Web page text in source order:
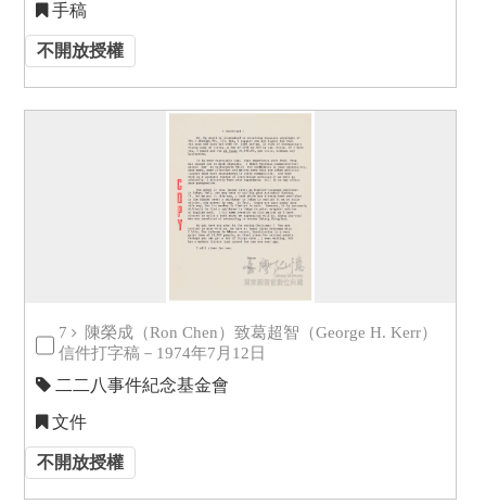
手稿
不開放授權
7
陳榮成（Ron Chen）致葛超智（George H. Kerr）
信件打字稿－1974年7月12日
二二八事件紀念基金會
文件
不開放授權